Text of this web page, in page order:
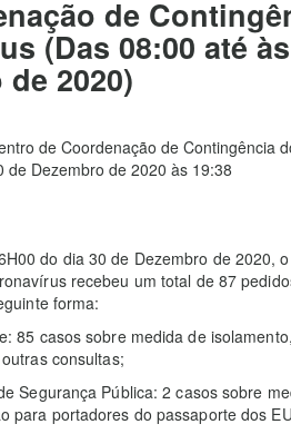
de
(Das 08:00 até
2020)
de Coordenação de Contingência
de Dezembro de 2020 às 19:38
do dia 30 de Dezembro de 2020,
recebeu um total de 87
forma:
85 casos sobre medida de
consultas;
Segurança Pública: 2 casos sobre
para portadores do passaporte dos